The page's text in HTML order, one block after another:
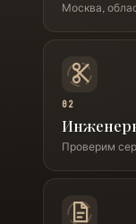
Москва,
02
Проверим